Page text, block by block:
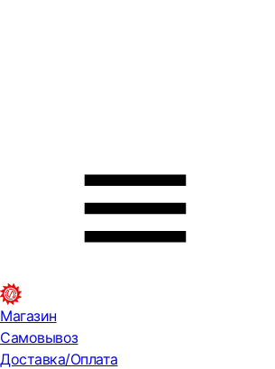
Магазин
Самовывоз
Доставка/Оплата